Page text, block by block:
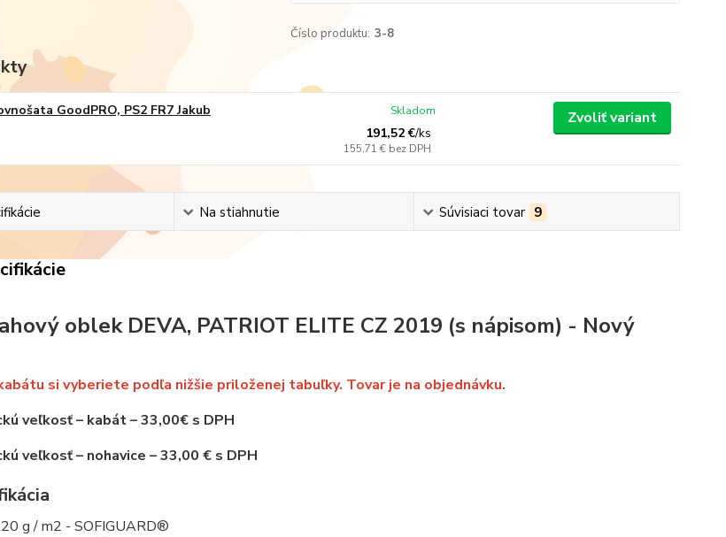
Číslo produktu: 3-8
GoodPRO, PS2 FR7 Jakub
191,52 €/ks
155,71 € bez DPH
Skladom Zvoliť variant
Na stiahnutie Súvisiaci tovar 9
oblek DEVA, PATRIOT ELITE CZ 2019 (s nápisom) - Nový
si vyberiete podľa nižšie priloženej tabuľky. Tovar je na objednávku.
veľkosť – kabát – 33,00€ s DPH
veľkosť – nohavice – 33,00 € s DPH
g / m2 - SOFIGUARD®